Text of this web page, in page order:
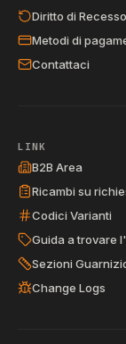
Diritto di Recesso
Metodi di
Contattaci
LINK
B2B Area
Ricambi su
Codici Varianti
Guida a trovare
Sezioni
Change Logs